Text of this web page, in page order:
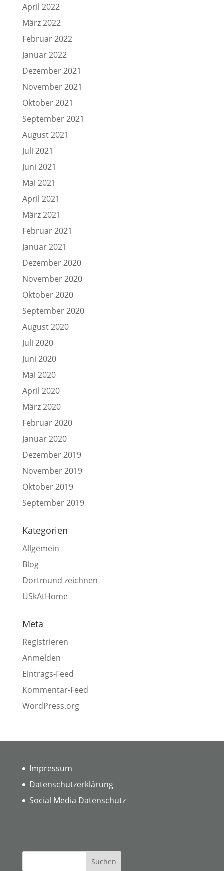
April 2022
März 2022
Februar 2022
Januar 2022
Dezember 2021
November 2021
Oktober 2021
September 2021
August 2021
Juli 2021
Juni 2021
Mai 2021
April 2021
März 2021
Februar 2021
Januar 2021
Dezember 2020
November 2020
Oktober 2020
September 2020
August 2020
Juli 2020
Juni 2020
Mai 2020
April 2020
März 2020
Februar 2020
Januar 2020
Dezember 2019
November 2019
Oktober 2019
September 2019
Kategorien
Allgemein
Blog
Dortmund zeichnen
USkAtHome
Meta
Registrieren
Anmelden
Eintrags-Feed
Kommentar-Feed
WordPress.org
Impressum
Datenschutzerklärung
Social Media Datenschutz